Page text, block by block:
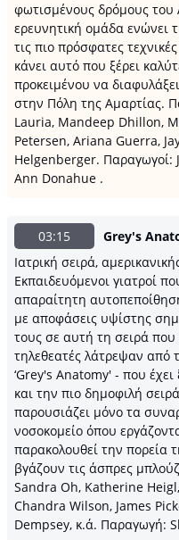
φωτισμένους δρόμους του
ερευνητική ομάδα ενώνει
τις πιο πρόσφατες
κάνει αυτό που ξέρει
προκειμένου να
στην Πόλη της Αμαρτίας.
Lauria, Mandeep Dhillon,
Petersen, Ariana Guerra,
Helgenberger. Παραγωγοί:
Ann Donahue .
03:15
Grey's
Ιατρική σειρά,
Εκπαιδευόμενοι γιατροί
απαραίτητη
με αποφάσεις υψίστης
τους σε αυτή τη σειρά που
τηλεθεατές λάτρεψαν από
‘Grey's Anatomy' - που
και την πιο δημοφιλή
παρουσιάζει μόνο τα
νοσοκομείο όπου
παρακολουθεί την πορεία
βγάζουν τις άσπρες
Sandra Oh, Katherine
Chandra Wilson, James
Dempsey, κ.ά. Παραγωγή: